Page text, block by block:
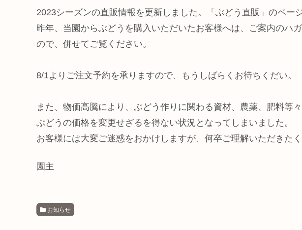
2023シーズンの直販情報を更新しました。「ぶどう直販」のペー
昨年、当園からぶどうを購入いただいたお客様へは、ご案内のハ
ので、併せてご覧ください。
8/1よりご注文予約を承りますので、もうしばらくお待ちくだい。
また、物価高騰により、ぶどう作りに関わる資材、農薬、肥料等
ぶどうの価格を変更せざるを得ない状況となってしまいました。
お客様には大変ご迷惑をおかけしますが、何卒ご理解いただきた
園主
お知らせ